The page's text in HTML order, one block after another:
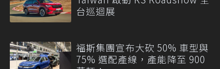
台巡迴展
福斯集團宣布大砍 50% 車型與
75% 選配產線，產能降至 900